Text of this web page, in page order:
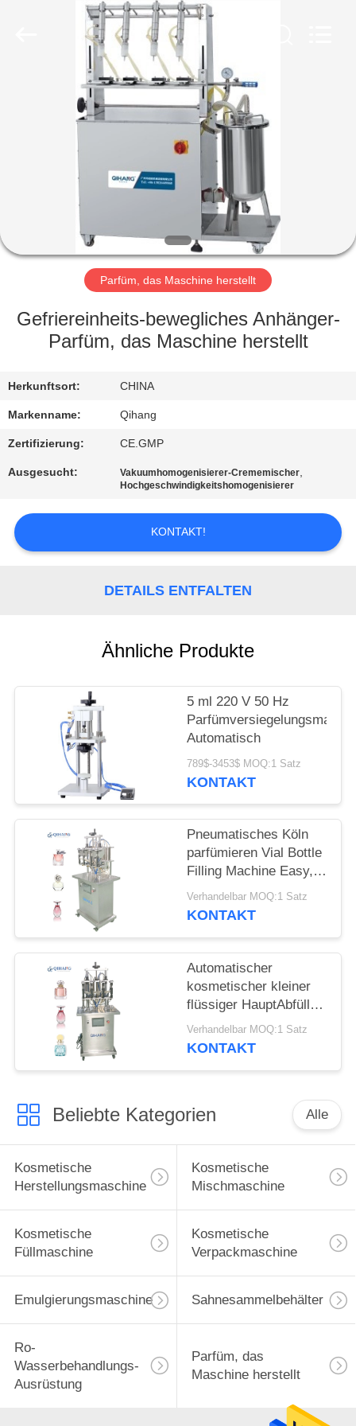
PRODUKTE
FABRIK-
AUSFLUG
QUALITÄTSKONTROLLE
TRETEN
SIE
MIT
UNS
VERBINDUNG
SIE
SITEMAP
PRIVACY
POLICY
Parfüm, das Maschine herstellt
Gefriereinheits-bewegliches Anhänger-
Parfüm, das Maschine herstellt
Herkunftsort: CHINA
Markenname: Qihang
Zertifizierung: CE.GMP
Ausgesucht: Vakuumhomogenisierer-Crememischer,
Hochgeschwindigkeitshomogenisierer
KONTAKT!
DETAILS ENTFALTEN
Ähnliche Produkte
5 ml 220 V 50 Hz
Automatisch
789$-3453$ MOQ:1 Satz
KONTAKT
Pneumatisches Köln
parfümieren Vial Bottle
Filling Machine Easy,
um zu funktionieren
Verhandelbar MOQ:1 Satz
KONTAKT
Automatischer
kosmetischer kleiner
flüssiger HauptAbfüller
des ätherischen Öls 4
Verhandelbar MOQ:1 Satz
KONTAKT
Beliebte Kategorien Alle
Kosmetische
Herstellungsmaschine
Kosmetische
Mischmaschine
Kosmetische
Füllmaschine
Kosmetische
Verpackmaschine
Emulgierungsmaschine Sahnesammelbehälter
Ro-
Wasserbehandlungs-
Ausrüstung
Parfüm, das
Maschine herstellt